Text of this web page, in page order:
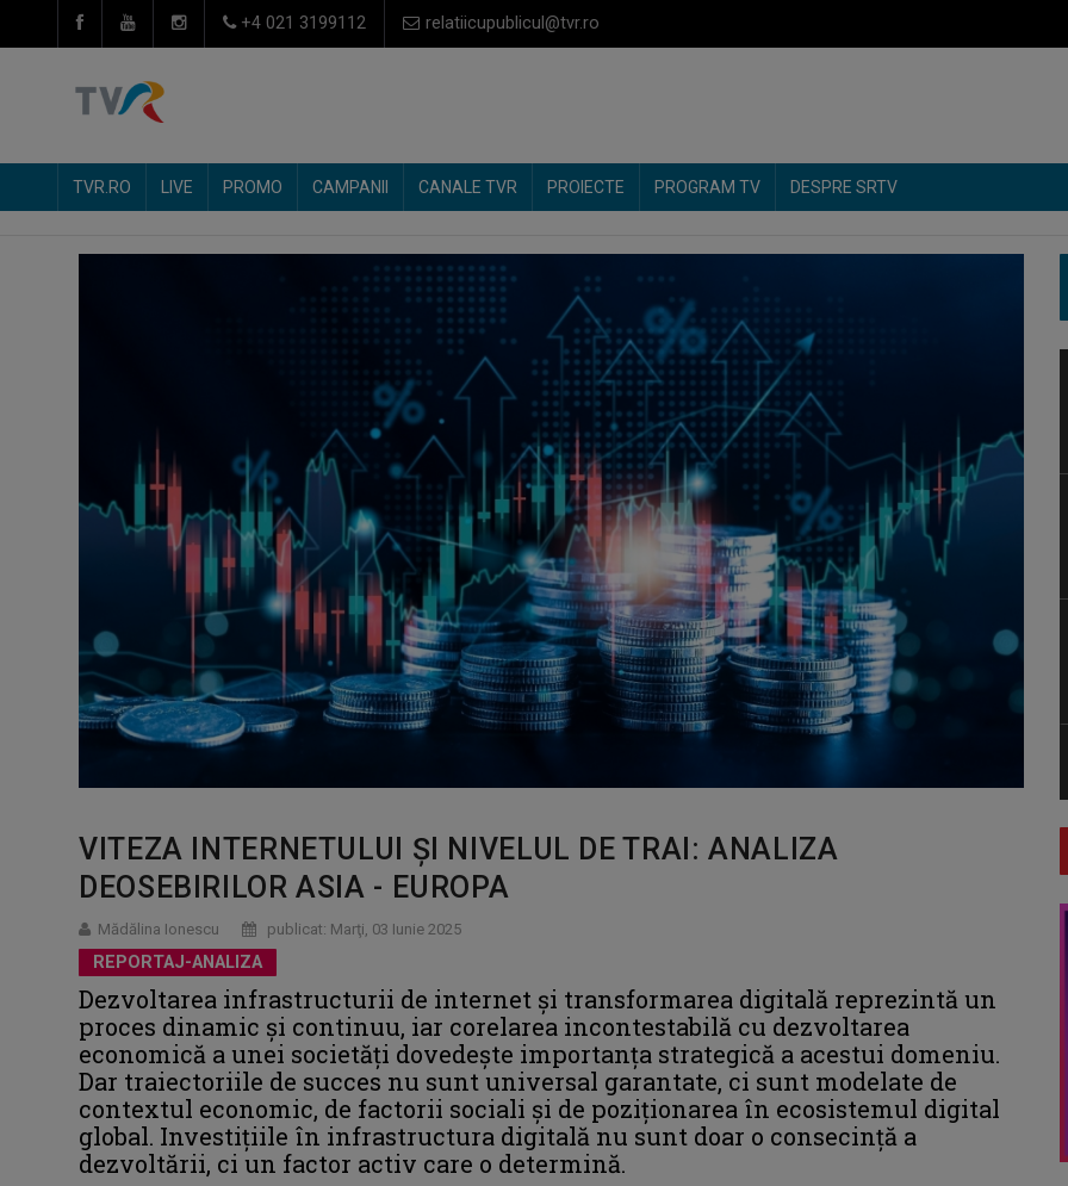
+4 021 3199112 relatiicupublicul@tvr.ro
TVR.RO LIVE PROMO CAMPANII CANALE TVR PROIECTE PROGRAM TV DESPRE SRTV
VITEZA INTERNETULUI ȘI NIVELUL DE TRAI: ANALIZA
DEOSEBIRILOR ASIA - EUROPA
Mădălina Ionescu publicat: Marţi, 03 Iunie 2025
REPORTAJ-ANALIZA
Dezvoltarea infrastructurii de internet și transformarea digitală reprezintă un
proces dinamic și continuu, iar corelarea incontestabilă cu dezvoltarea
economică a unei societăți dovedește importanța strategică a acestui domeniu.
Dar traiectoriile de succes nu sunt universal garantate, ci sunt modelate de
contextul economic, de factorii sociali și de poziționarea în ecosistemul digital
global. Investițiile în infrastructura digitală nu sunt doar o consecință a
dezvoltării, ci un factor activ care o determină.